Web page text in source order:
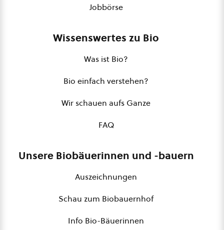
Jobbörse
Wissenswertes zu Bio
Was ist Bio?
Bio einfach verstehen?
Wir schauen aufs Ganze
FAQ
Unsere Biobäuerinnen und -bauern
Auszeichnungen
Schau zum Biobauernhof
Info Bio-Bäuerinnen